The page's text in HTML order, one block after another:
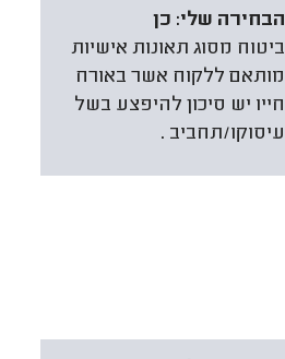
הבחירה שלי: כן
ביטוח מסוג תאונות אישיות
מותאם ללקוח אשר באורח
חייו יש סיכון להיפצע בשל
עיסוקו/תחביב .